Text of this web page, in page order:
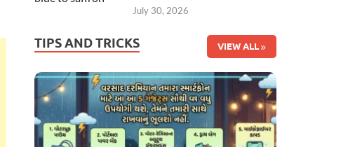
July 30, 2026
TIPS AND TRICKS VIEW ALL